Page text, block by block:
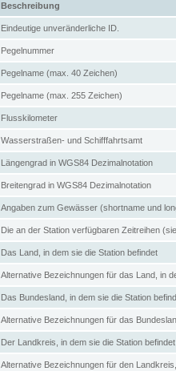
Beschreibung
Eindeutige unveränderliche ID.
Pegelnummer
Pegelname (max. 40 Zeichen)
Pegelname (max. 255 Zeichen)
Flusskilometer
Wasserstraßen- und Schifffahrtsamt
Längengrad in WGS84 Dezimalnotation
Breitengrad in WGS84 Dezimalnotation
Angaben zum Gewässer (shortname und
Die an der Station verfügbaren Zeitreihen
Das Land, in dem sie die Station befindet
Alternative Bezeichnungen für das Land, in
Das Bundesland, in dem sie die Station
Alternative Bezeichnungen für das
Der Landkreis, in dem sie die Station befindet
Alternative Bezeichnungen für den